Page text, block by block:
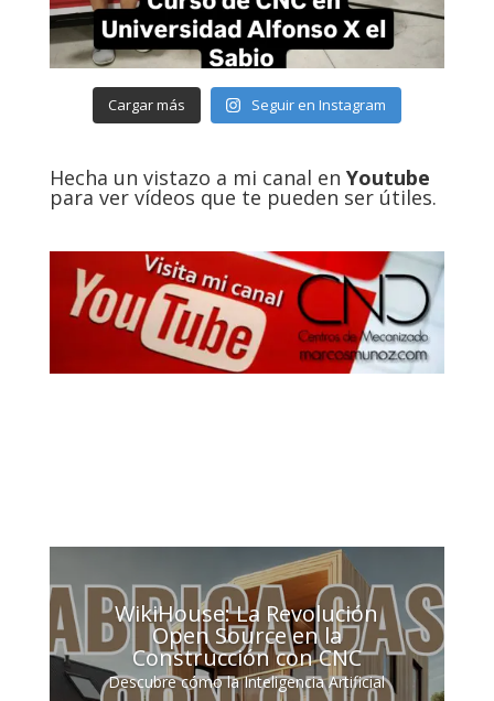
Cargar más Seguir en Instagram
Hecha un vistazo a mi canal en Youtube
para ver vídeos que te pueden ser útiles.
WikiHouse: La Revolución
Open Source en la
Construcción con CNC
Descubre cómo la Inteligencia Artificial